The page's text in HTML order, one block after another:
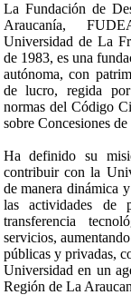
La Fundación de
Araucanía,
Universidad de La
de 1983, es una
autónoma, con
de lucro, regida
normas del Código
sobre Concesiones
Ha definido su
contribuir con la
de manera dinámica
las actividades de
transferencia
servicios,
públicas y privadas,
Universidad en un
Región de La